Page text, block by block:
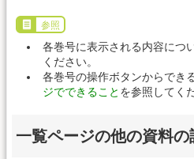
参照
各巻号に表示される内容につ
ください。
各巻号の操作ボタンからでき
ジでできること を参照してく
一覧ページの他の資料